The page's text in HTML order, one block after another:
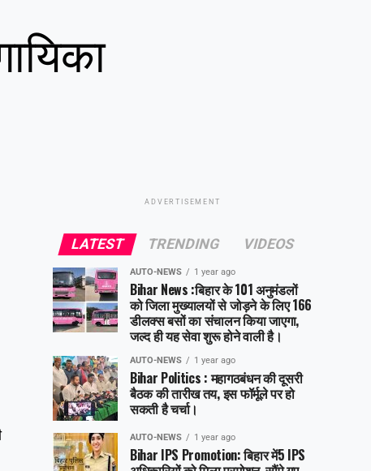
ADVERTISEMENT
LATEST TRENDING VIDEOS
AUTO-NEWS 1 year ago
Bihar News :बिहार के 101 अनुमंडलों
को जिला मुख्यालयों से जोड़ने के लिए 166
डीलक्स बसों का संचालन किया जाएगा,
जल्द ही यह सेवा शुरू होने वाली है।
AUTO-NEWS 1 year ago
Bihar Politics : महागठबंधन की दूसरी
बैठक की तारीख तय, इस फॉर्मूले पर हो
सकती है चर्चा।
AUTO-NEWS 1 year ago
Bihar IPS Promotion: बिहार में5 IPS